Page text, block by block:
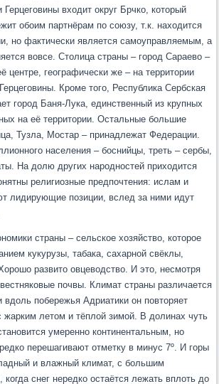
Герцеговины входит округ Брчко, который
обоим партнёрам по союзу, т.к. находится
но фактическиявляется самоуправляемым, а
вовсе. Столица страны – город Сараево –
центре, географически же – на территории
Кроме того, Республика Сербская
город Баня-Лука, единственный из крупных
на её территории. Остальные большие
Тузла, Мостар – принадлежат Федерации.
населения – боснийцы, треть – сербы,
На долю других народностей приходится
религиозные предпочтения: ислам и
лидирующие позиции, вслед за ними идут
страны – сельское хозяйство, которое
кукурузы, табака, сахарной свёклы,
развито овцеводство. И это, несмотря
почвы. Климат страны различается
вдоль побережья Адриатики он повторяет
жарким летом и тёплой зимой. В долинах чуть
умеренно континентальным, но
перешагивают отметку в минус 7º. И горы
и влажный климат, с большим
когда снег нередко остаётся лежать вплоть до